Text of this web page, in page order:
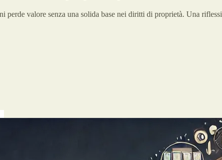
perde valore senza una solida base nei diritti di proprietà. Una